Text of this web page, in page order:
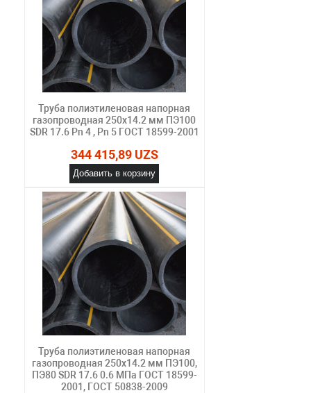
Труба полиэтиленовая напорная
газопроводная 250х14.2 мм ПЭ100
SDR 17.6 Pn 4 , Pn 5 ГОСТ 18599-2001
344 415,89 UZS
Добавить в корзину
Труба полиэтиленовая напорная
газопроводная 250х14.2 мм ПЭ100,
ПЭ80 SDR 17.6 0.6 МПа ГОСТ 18599-
2001, ГОСТ 50838-2009